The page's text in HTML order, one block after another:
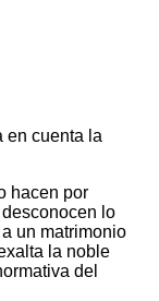
en cuenta la
hacen por
lo
un matrimonio
la noble
del